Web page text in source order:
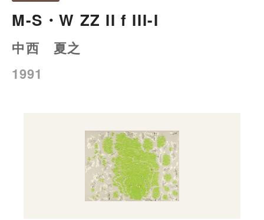
M-S・W ZZ II f III-I
中西 夏之
1991